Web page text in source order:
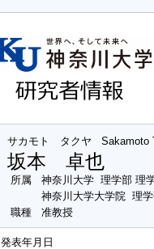
サカモト タクヤ Sakamoto
坂本 卓也
所属
神奈川大学 理学部 理
神奈川大学大学院 理
職種
准教授
発表年月日